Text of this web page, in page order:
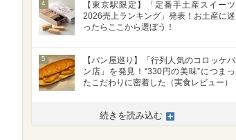
4
【東京駅限定】「定番手土産スイーツ
2026売上ランキング」発表！お土産に迷
ったらここから選ぼう！
5
【パン屋巡り】「行列人気のコロッケパ
ン店」を発見！“330円の美味”につまっ
たこだわりに密着した（実食レビュー）
続きを読み込む